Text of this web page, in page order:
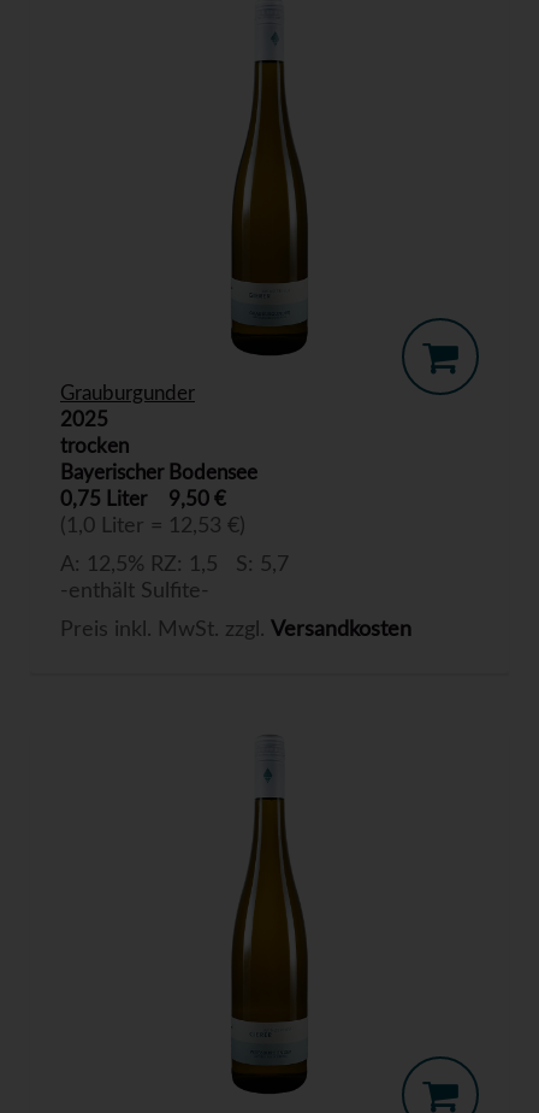
Grauburgunder
2025
trocken
Bayerischer Bodensee
0,75 Liter
9,50 €
(1,0 Liter = 12,53 €)
A: 12,5% RZ: 1,5 S: 5,7
-enthält Sulfite-
Preis inkl. MwSt. zzgl. Versandkosten